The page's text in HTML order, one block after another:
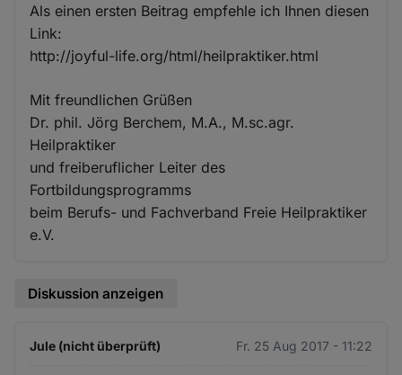
Als einen ersten Beitrag empfehle ich Ihnen diesen
Link:
http://joyful-life.org/html/heilpraktiker.html
Mit freundlichen Grüßen
Dr. phil. Jörg Berchem, M.A., M.sc.agr.
Heilpraktiker
und freiberuflicher Leiter des
Fortbildungsprogramms
beim Berufs- und Fachverband Freie Heilpraktiker
e.V.
Diskussion anzeigen
Jule (nicht überprüft) Fr. 25 Aug 2017 - 11:22